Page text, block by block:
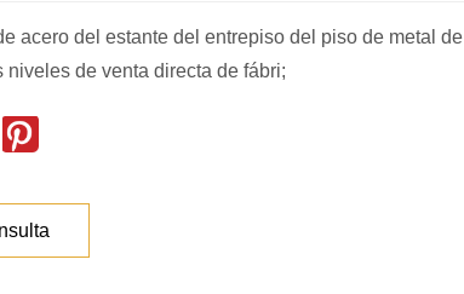
acero del estante del entrepiso del piso de metal de
niveles de venta directa de fábri;